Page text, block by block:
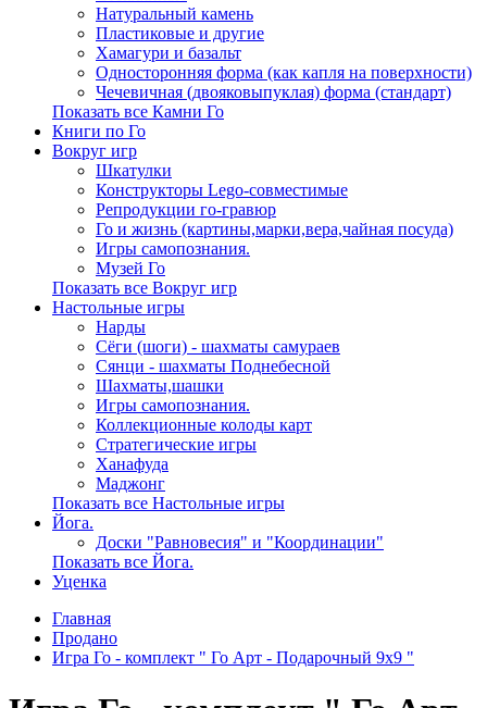
Натуральный камень
Пластиковые и другие
Хамагури и базальт
Односторонняя форма (как капля на поверхности)
Чечевичная (двояковыпуклая) форма (стандарт)
Показать все Камни Го
Книги по Го
Вокруг игр
Шкатулки
Конструкторы Lego-совместимые
Репродукции го-гравюр
Го и жизнь (картины,марки,вера,чайная посуда)
Игры самопознания.
Музей Го
Показать все Вокруг игр
Настольные игры
Нарды
Сёги (шоги) - шахматы самураев
Сянци - шахматы Поднебесной
Шахматы,шашки
Игры самопознания.
Коллекционные колоды карт
Стратегические игры
Ханафуда
Маджонг
Показать все Настольные игры
Йога.
Доски "Равновесия" и "Координации"
Показать все Йога.
Уценка
Главная
Продано
Игра Го - комплект " Го Арт - Подарочный 9х9 "